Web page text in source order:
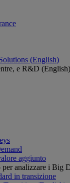
(English)
aggiunto
in transizione